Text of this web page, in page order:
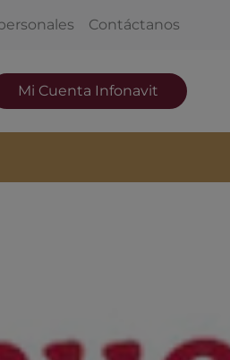
Contáctanos
Mi Cuenta Infonavit